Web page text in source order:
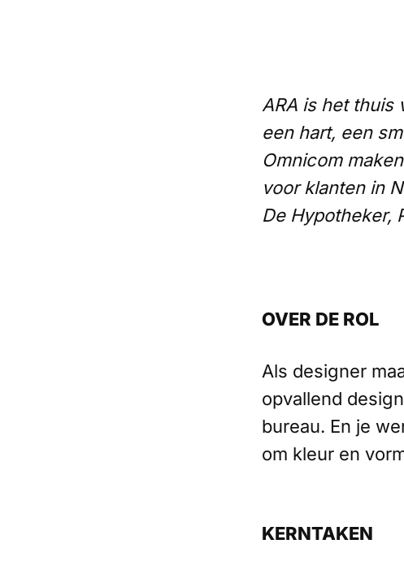
ARA is het thuis
een hart, een
Omnicom
voor klanten in
De Hypotheker,
OVER DE ROL
Als designer
opvallend
bureau. En je
om kleur en
KERNTAKEN